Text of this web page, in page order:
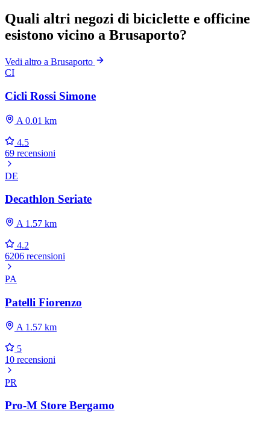
Quali altri negozi di biciclette e officine
esistono vicino a Brusaporto?
Vedi altro a Brusaporto
CI
Cicli Rossi Simone
A 0.01 km
4.5
69 recensioni
DE
Decathlon Seriate
A 1.57 km
4.2
6206 recensioni
PA
Patelli Fiorenzo
A 1.57 km
5
10 recensioni
PR
Pro-M Store Bergamo